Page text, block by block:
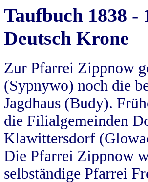
Taufbuch 1838
Deutsch Krone
Zur Pfarrei Zippnow
(Sypnywo) noch die
Jagdhaus (Budy).
die Filialgemeinden
Klawittersdorf
Die Pfarrei Zippnow
selbständige Pfarrei